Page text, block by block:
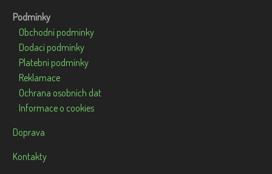
Podmínky
Obchodní podmínky
Dodací podmínky
Platební podmínky
Reklamace
Ochrana osobních dat
Informace o cookies
Doprava
Kontakty